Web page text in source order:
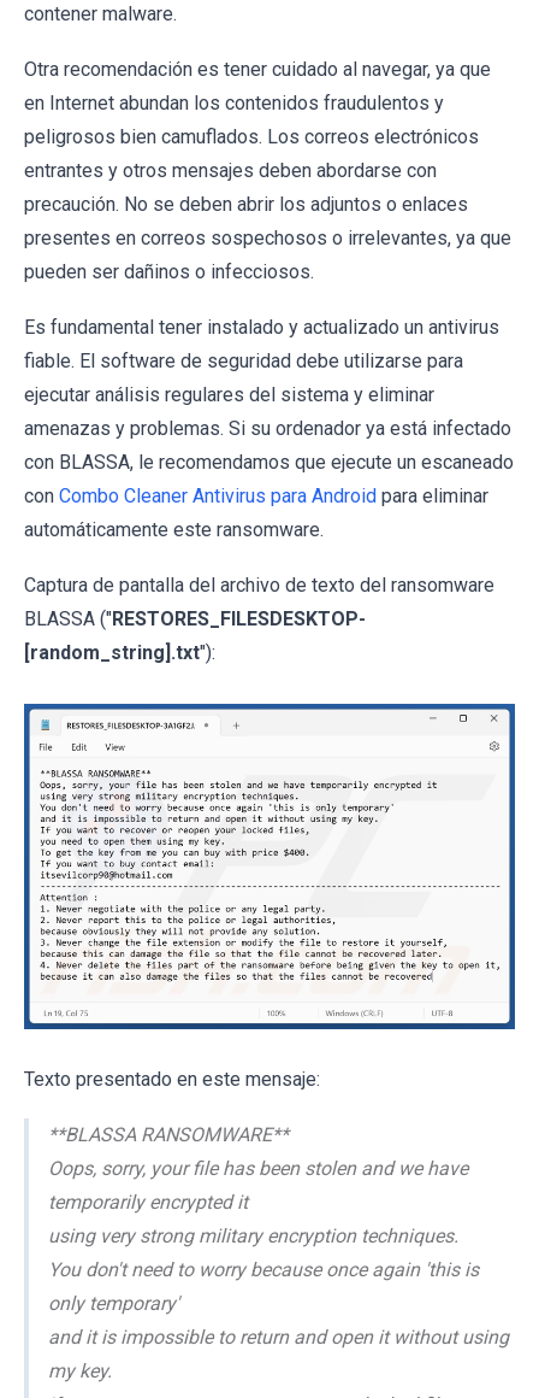
contener malware.
Otra recomendación es tener cuidado al navegar, ya que
en Internet abundan los contenidos fraudulentos y
peligrosos bien camuflados. Los correos electrónicos
entrantes y otros mensajes deben abordarse con
precaución. No se deben abrir los adjuntos o enlaces
presentes en correos sospechosos o irrelevantes, ya que
pueden ser dañinos o infecciosos.
Es fundamental tener instalado y actualizado un antivirus
fiable. El software de seguridad debe utilizarse para
ejecutar análisis regulares del sistema y eliminar
amenazas y problemas. Si su ordenador ya está infectado
con BLASSA, le recomendamos que ejecute un escaneado
con Combo Cleaner Antivirus para Android para eliminar
automáticamente este ransomware.
Captura de pantalla del archivo de texto del ransomware
BLASSA ("RESTORES_FILESDESKTOP-
[random_string].txt"):
Texto presentado en este mensaje:
**BLASSA RANSOMWARE**
Oops, sorry, your file has been stolen and we have
temporarily encrypted it
using very strong military encryption techniques.
You don't need to worry because once again 'this is
only temporary'
and it is impossible to return and open it without using
my key.